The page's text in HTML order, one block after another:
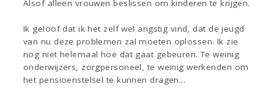
Alsof alleen vrouwen beslissen om kinderen te krijgen.
Ik geloof dat ik het zelf wel angstig vind, dat de jeugd
van nu deze problemen zal moeten oplossen. Ik zie
nog niet helemaal hoe dat gaat gebeuren. Te weinig
onderwijzers, zorgpersoneel, te weinig werkenden om
het pensioenstelsel te kunnen dragen...